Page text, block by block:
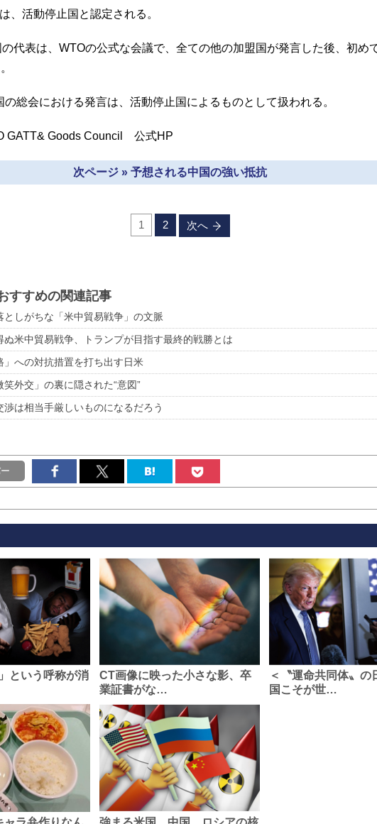
、活動停止国と認定される。
代表は、WTOの公式な会議で、全ての他の加盟国が発言した後、初め
総会における発言は、活動停止国によるものとして扱われる。
GATT& Goods Council 公式HP
次ページ » 予想される中国の強い抵抗
1 2 次へ
すすめの関連記事
としがちな「米中貿易戦争」の文脈
ぬ米中貿易戦争、トランプが目指す最終的戦勝とは
」への対抗措置を打ち出す日米
笑外交」の裏に隠された“意図”
渉は相当手厳しいものになるだろう
という呼称が消
CT画像に映った小さな影、卒
業証書がな…
＜〝運命共同体〟の
国こそが世…